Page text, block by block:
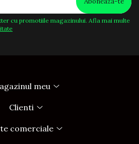
cu promotiile magazinului. Afla mai multe
meu
Clienti
comerciale